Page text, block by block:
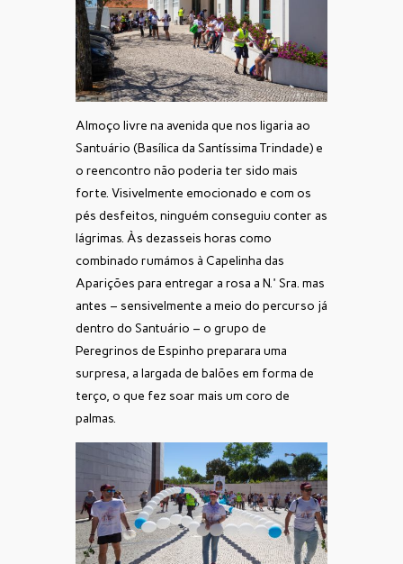
Almoço livre na avenida que nos ligaria ao
Santuário (Basílica da Santíssima Trindade) e
o reencontro não poderia ter sido mais
forte. Visivelmente emocionado e com os
pés desfeitos, ninguém conseguiu conter as
lágrimas. Às dezasseis horas como
combinado rumámos à Capelinha das
Aparições para entregar a rosa a N.ª Sra. mas
antes – sensivelmente a meio do percurso já
dentro do Santuário – o grupo de
Peregrinos de Espinho preparara uma
surpresa, a largada de balões em forma de
terço, o que fez soar mais um coro de
palmas.